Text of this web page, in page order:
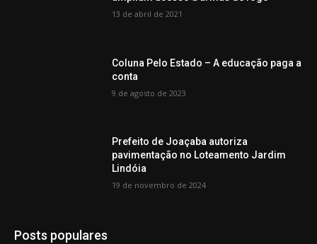
13 de abril de 2021
Coluna Pelo Estado – A educação paga a
conta
9 de agosto de 2023
Prefeito de Joaçaba autoriza
pavimentação no Loteamento Jardim
Lindóia
19 de novembro de 2024
Posts populares